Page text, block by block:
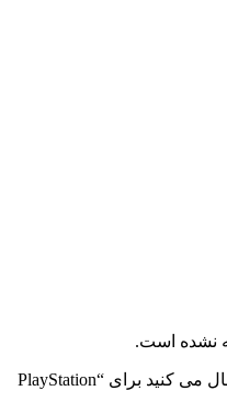
نشده است.
اولین نفری باشید که دیدگاهی را ارسال می کنید برای “PlayStation